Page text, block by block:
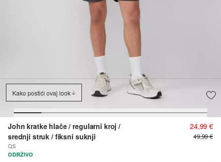
Kako postići ovaj look
John kratke hlače / regularni kroj /
srednji struk / fiksni suknji
QS
24,99 €
49,99 €
ODRŽIVO